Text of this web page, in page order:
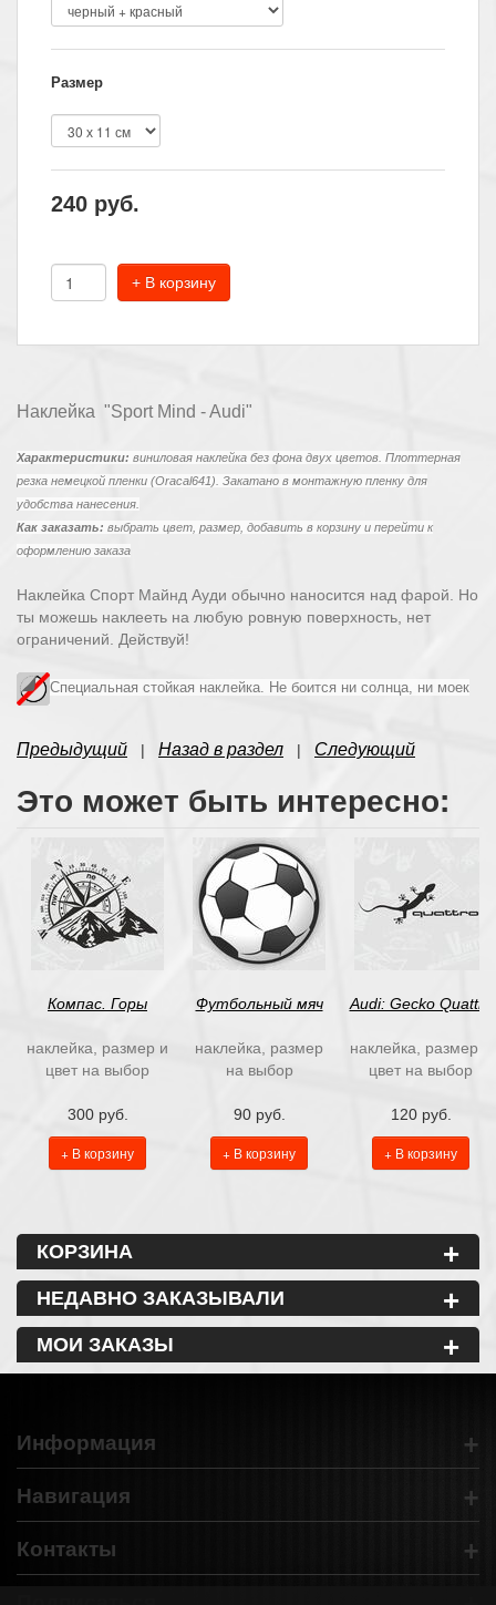
Размер
240 руб.
+ В корзину
Наклейка "Sport Mind - Audi"
Характеристики: виниловая наклейка без фона двух цветов. Плоттерная
резка немецкой пленки (Oracal641). Закатано в монтажную пленку для
удобства нанесения.
Как заказать: выбрать цвет, размер, добавить в корзину и перейти к
оформлению заказа
Наклейка Спорт Майнд Ауди обычно наносится над фарой. Но
ты можешь наклееть на любую ровную поверхность, нет
ограничений. Действуй!
Специальная стойкая наклейка. Не боится ни солнца, ни моек
Предыдущий | Назад в раздел | Следующий
Это может быть интересно:
Компас. Горы
наклейка, размер и
цвет на выбор
300 руб.
+ В корзину
Футбольный мяч
наклейка, размер
на выбор
90 руб.
+ В корзину
Audi: Gecko Quattro
наклейка, размер и
цвет на выбор
120 руб.
+ В корзину
КОРЗИНА +
НЕДАВНО ЗАКАЗЫВАЛИ +
МОИ ЗАКАЗЫ +
Информация +
Навигация +
Контакты +